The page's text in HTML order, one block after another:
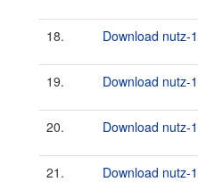
18. Download nutz-
19. Download nutz-
20. Download nutz-
21. Download nutz-